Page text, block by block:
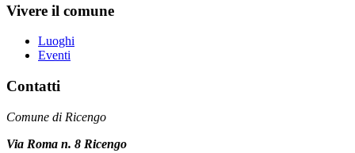
Vivere il comune
Luoghi
Eventi
Contatti
Comune di Ricengo
Via Roma n. 8 Ricengo